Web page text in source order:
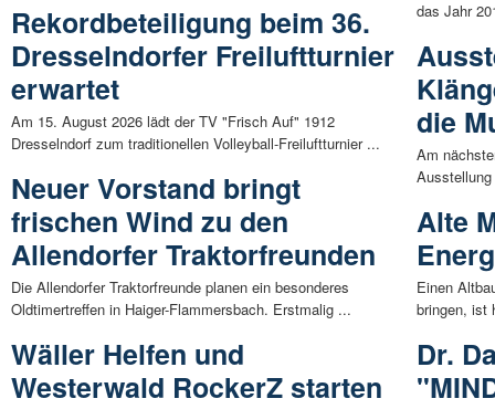
Rekordbeteiligung beim 36.
Dresselndorfer Freiluftturnier
erwartet
Am 15. August 2026 lädt der TV "Frisch Auf" 1912
Dresselndorf zum traditionellen Volleyball-Freiluftturnier ...
Neuer Vorstand bringt
frischen Wind zu den
Allendorfer Traktorfreunden
Die Allendorfer Traktorfreunde planen ein besonderes
Oldtimertreffen in Haiger-Flammersbach. Erstmalig ...
Wäller Helfen und
Westerwald RockerZ starten
das Jahr
die
Am
Alte
Einen
bringen, ist
Dr.